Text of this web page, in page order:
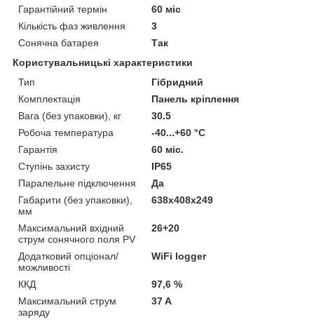
Гарантійний термін
60 міс
Кількість фаз живлення
3
Сонячна батарея
Так
Користувальницькі характеристики
Тип
Гібридний
Комплектація
Панель кріплення
Вага (без упаковки), кг
30.5
Робоча температура
-40...+60 °C
Гарантія
60 міс.
Ступінь захисту
IP65
Паралельне підключення
Да
Габарити (без упаковки),
мм
638x408x249
Максимальний вхідний
струм сонячного поля PV
26+20
Додатковий опціонал/
можливості
WiFi logger
ККД
97,6 %
Максимальний струм
заряду
37 A